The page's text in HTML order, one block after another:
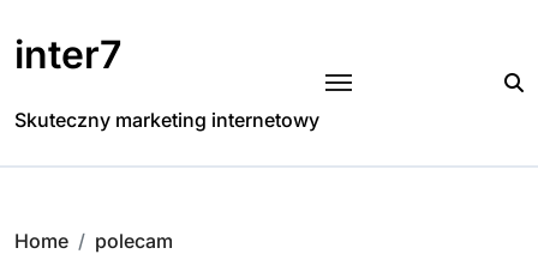
to
content
inter7
Skuteczny marketing internetowy
Home
polecam